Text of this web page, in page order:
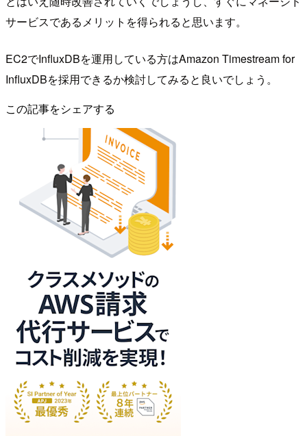
サービスであるメリットを得られると思います。
EC2でInfluxDBを運用している方はAmazon Timestream for
InfluxDBを採用できるか検討してみると良いでしょう。
この記事をシェアする